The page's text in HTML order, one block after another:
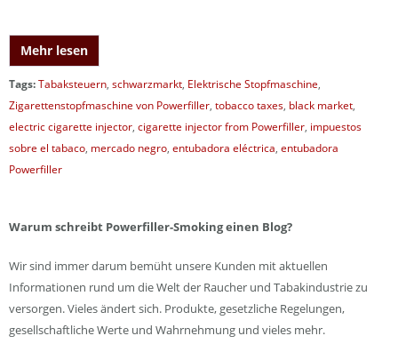
Mehr lesen
Tags:Tabaksteuern, schwarzmarkt, Elektrische Stopfmaschine,
Zigarettenstopfmaschine von Powerfiller, tobacco taxes, black market,
electric cigarette injector, cigarette injector from Powerfiller, impuestos
sobre el tabaco, mercado negro, entubadora eléctrica, entubadora
Powerfiller
Warum schreibt Powerfiller-Smoking einen Blog?
Wir sind immer darum bemüht unsere Kunden mit aktuellen
Informationen rund um die Welt der Raucher und Tabakindustrie zu
versorgen. Vieles ändert sich. Produkte, gesetzliche Regelungen,
gesellschaftliche Werte und Wahrnehmung und vieles mehr.